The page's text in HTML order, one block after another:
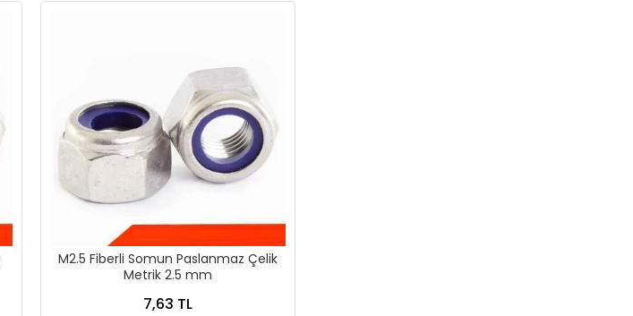
M2.5 Fiberli Somun Paslanmaz Çelik
Metrik 2.5 mm
7,63 TL